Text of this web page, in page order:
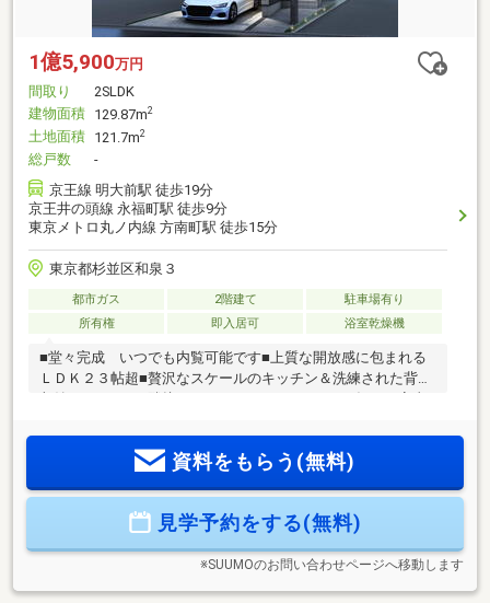
1億5,900万円
間取り
2SLDK
建物面積 129.87m2
土地面積 121.7m2
総戸数
-
京王線 明大前駅 徒歩19分
京王井の頭線 永福町駅 徒歩9分
東京メトロ丸ノ内線 方南町駅 徒歩15分
東京都杉並区和泉３
都市ガス 2階建て
駐車場有り
所有権
即入居可 浴室乾燥機
■堂々完成 いつでも内覧可能です■上質な開放感に包まれる
ＬＤＫ２３帖超■贅沢なスケールのキッチン＆洗練された背面
ボウルタイプの洗面化粧台詳細・内覧は株式会社住栄都市サ
ービスまでお問い合わせください。
資料をもらう(無料)
見学予約をする(無料)
※SUUMOのお問い合わせページへ移動します